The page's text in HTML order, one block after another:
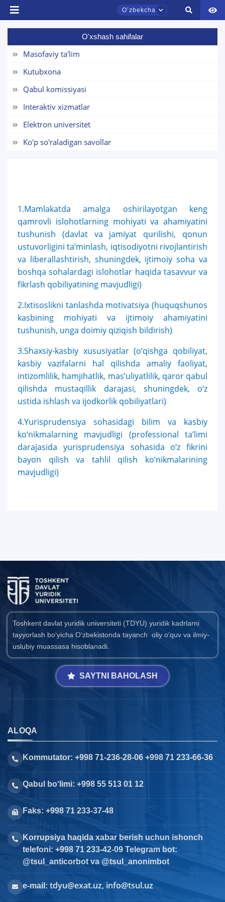
Oʼzbekcha
O'xshash sahifalar
Masofaviy ta'lim
Kutubxona
Qabul komissiyasi
Interaktiv xizmatlar
Elektron universitet
Ko'p so'raladigan savollar
1.Mamlakatda amalga oshirilayotgan keng
qamrovli islohotlarning mohiyati va ahamiyatini
tushunish (davlat va jamiyat qurilishi, qonun
ustuvorligini ta’minlash, iqtisodiyotni rivojlantirish
va liberallashtirish, shuningdek, ijtimoiy soha va
boshqa sohalardagi islohotlar haqida tasavvur va
fikrlash qobiliyatining mavjudligi)
2.Ixtisoslikni tanlashda motivatsiya (huquqshunos
kasbining mohiyati va ijtimoiy ahamiyatini
tushunish, unga doimiy qiziqish bildirish)
3.Shaxsiy-kasbiy xususiyatlar (o‘qishga qobiliyat,
kasbiy vazifalarni hal qilishda amaliy faoliyat,
intizomlilik, hamjihatlik, mas’uliyatlilik, qaror qabul
qilishda mustaqillik darajasi, shuningdek, o‘z
ustida ishlash va ijodkorlik qobiliyatlari)
4.Yurisprudensiya sohasidagi bilim va kasbiy
ko‘nikmalarning mavjudligi (professional ta’limi
darajasida yurisprudensiya sohasida o‘z fikrini
bayon qilish va tahlil qilish ko‘nikmalarining
mavjudligi)
Toshkent davlat yuridik universiteti (TDYU) yuridik kadrlarni
tayyorlash bo‘yicha O‘zbekistonda tayanch oliy o‘quv va ilmiy-
uslubiy muassasa hisoblanadi.
SAYTNI BAHOLASH
ALOQA
Kommutator: +998 71-236-28-06 +998 71 233-66-36
Qabul bo‘limi: +998 55 513 01 12
Faks: +998 71 233-37-48
Korrupsiya haqida xabar berish uchun ishonch
telefoni: +998 71 233-42-09 Telegram bot:
@tsul_anticorbot va @tsul_anonimbot
e-mail: tdyu@exat.uz, info@tsul.uz
Onlayn
chatiga xush kelibsiz.
chatda qoldiring.
Mavzuni tanlang — keyin shu mavzudagi aniq
7. Call-center (4) 8. Bakalavriat kvotasi (3)
9. Magistratura kvotasi (4) ✉️ Adminga yozish